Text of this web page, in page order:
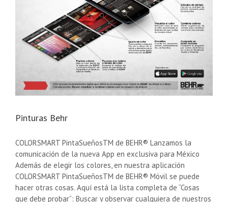
Pinturas Behr
COLORSMART PintaSueñosTM de BEHR® Lanzamos la
comunicación de la nueva App en exclusiva para México
Además de elegir los colores, en nuestra aplicación
COLORSMART PintaSueñosTM de BEHR® Móvil se puede
hacer otras cosas. Aquí está la lista completa de “Cosas
que debe probar”: Buscar y observar cualquiera de nuestros